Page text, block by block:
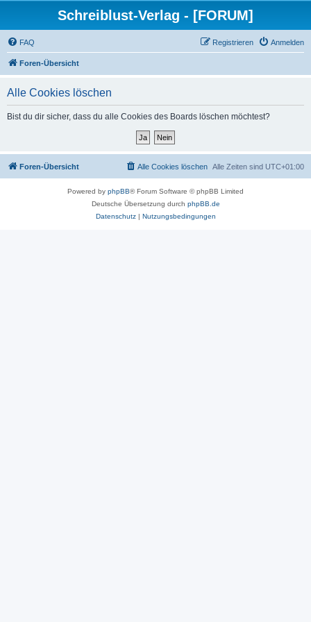
Schreiblust-Verlag - [FORUM]
FAQ Anmelden
Registrieren
Foren-Übersicht
Alle Cookies löschen
Bist du dir sicher, dass du alle Cookies des Boards löschen möchtest?
Foren-Übersicht Alle Zeiten sind UTC+01:00
Alle Cookies löschen
Powered by phpBB® Forum Software © phpBB Limited
Deutsche Übersetzung durch phpBB.de
Datenschutz| Nutzungsbedingungen